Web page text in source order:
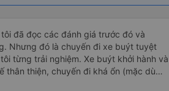
đã đọc các đánh giá trước đó và
Nhưng đó là chuyến đi xe buýt tuyệt
từng trải nghiệm. Xe buýt khởi hành và
thân thiện, chuyến đi khá ổn (mặc dù
là đặc trưng của Việt Nam ^^), và chỗ